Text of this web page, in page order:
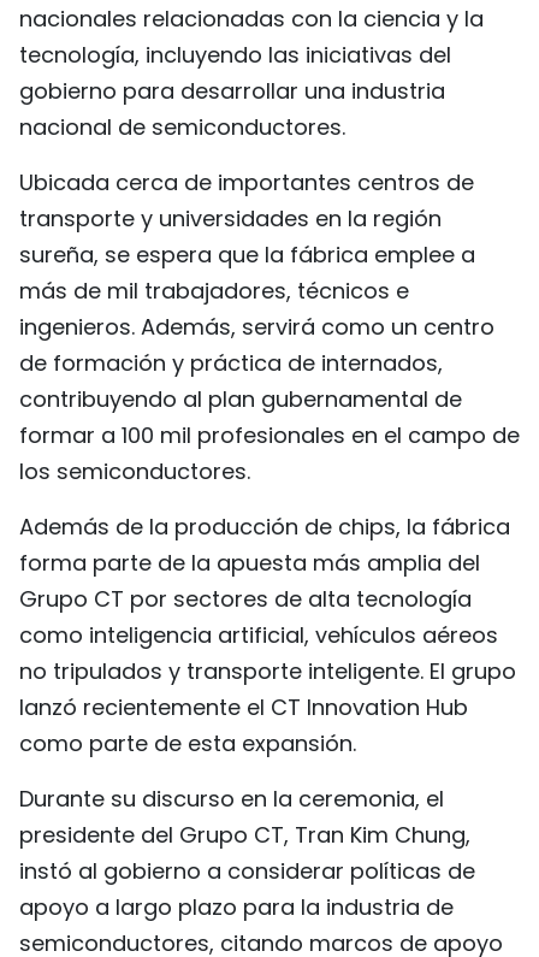
nacionales relacionadas con la ciencia y la
tecnología, incluyendo las iniciativas del
gobierno para desarrollar una industria
nacional de semiconductores.
Ubicada cerca de importantes centros de
transporte y universidades en la región
sureña, se espera que la fábrica emplee a
más de mil trabajadores, técnicos e
ingenieros. Además, servirá como un centro
de formación y práctica de internados,
contribuyendo al plan gubernamental de
formar a 100 mil profesionales en el campo de
los semiconductores.
Además de la producción de chips, la fábrica
forma parte de la apuesta más amplia del
Grupo CT por sectores de alta tecnología
como inteligencia artificial, vehículos aéreos
no tripulados y transporte inteligente. El grupo
lanzó recientemente el CT Innovation Hub
como parte de esta expansión.
Durante su discurso en la ceremonia, el
presidente del Grupo CT, Tran Kim Chung,
instó al gobierno a considerar políticas de
apoyo a largo plazo para la industria de
semiconductores, citando marcos de apoyo